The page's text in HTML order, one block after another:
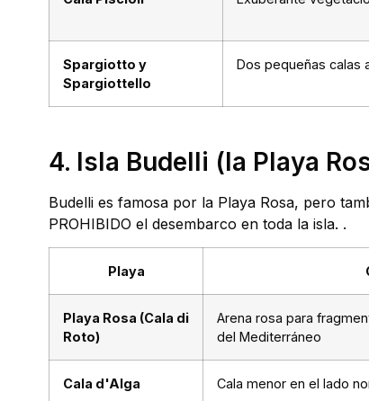
Spargiotto y
Spargiottello
Dos pequeñas calas
4. Isla Budelli (la Playa
Budelli es famosa por la Playa Rosa, pero
PROHIBIDO el desembarco en toda la isla. .
Playa
Playa Rosa (Cala di
Roto)
Arena rosa para
del Mediterráneo
Cala d'Alga Cala menor en el lado